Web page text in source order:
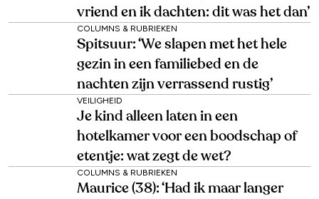
vriend en ik dachten: dit was het dan’
COLUMNS & RUBRIEKEN
Spitsuur: ‘We slapen met het hele
gezin in een familiebed en de
nachten zijn verrassend rustig’
VEILIGHEID
Je kind alleen laten in een
hotelkamer voor een boodschap of
etentje: wat zegt de wet?
COLUMNS & RUBRIEKEN
Maurice (38): ‘Had ik maar langer